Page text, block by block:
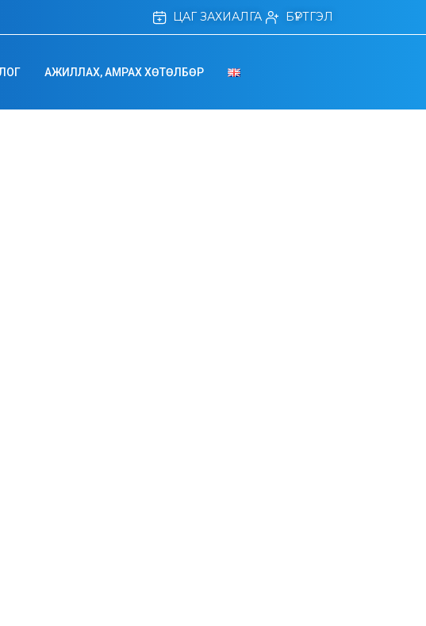
ЦАГ ЗАХИАЛГА БҮРТГЭЛ
АЖИЛЛАХ, АМРАХ ХӨТӨЛБӨР